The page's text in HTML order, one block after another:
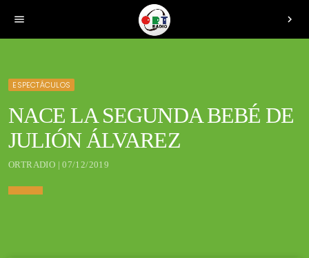
menu chevron_right
ESPECTÁCULOS
NACE LA SEGUNDA BEBÉ DE
JULIÓN ÁLVAREZ
ORTRADIO | 07/12/2019